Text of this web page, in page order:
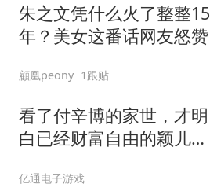
朱之文凭什么火了整整15
年？美女这番话网友怒赞
顧凰peony 1跟贴
看了付辛博的家世，才明
白已经财富自由的颖儿，
亿通电子游戏